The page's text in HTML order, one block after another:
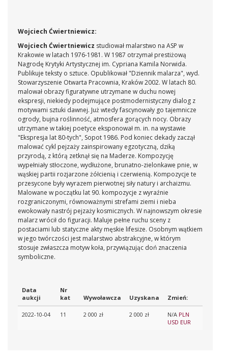
Wojciech Ćwiertniewicz:
Wojciech Ćwiertniewicz studiował malarstwo na ASP w
Krakowie w latach 1976-1981. W 1987 otrzymał prestiżową
Nagrodę Krytyki Artystycznej im. Cypriana Kamila Norwida.
Publikuje teksty o sztuce. Opublikował "Dziennik malarza", wyd.
Stowarzyszenie Otwarta Pracownia, Kraków 2002. W latach 80.
malował obrazy figuratywne utrzymane w duchu nowej
ekspresji, niekiedy podejmujące postmodernistyczny dialog z
motywami sztuki dawnej. Już wtedy fascynowały go tajemnicze
ogrody, bujna roślinność, atmosfera gorących nocy. Obrazy
utrzymane w takiej poetyce eksponował m. in. na wystawie
"Ekspresja lat 80-tych", Sopot 1986. Pod koniec dekady zaczął
malować cykl pejzaży zainspirowany egzotyczną, dziką
przyrodą, z którą zetknął się na Maderze. Kompozycję
wypełniały stłoczone, wydłużone, brunatno-zielonkawe pnie, w
wąskiej partii rozjarzone żółcienią i czerwienią. Kompozycje te
przesycone były wyrazem pierwotnej siły natury i archaizmu.
Malowane w początku lat 90. kompozycje z wyraźnie
rozgraniczonymi, równoważnymi strefami ziemi i nieba
ewokowały nastrój pejzaży kosmicznych. W najnowszym okresie
malarz wrócił do figuracji. Maluje pełne ruchu sceny z
postaciami lub statyczne akty męskie lifesize. Osobnym wątkiem
w jego twórczości jest malarstwo abstrakcyjne, w którym
stosuje zwłaszcza motyw koła, przywiązując doń znaczenia
symboliczne.
Data
aukcji
Nr
kat
Wywoławcza Uzyskana Zmień:
2022-10-04 11 2 000 zł 2 000 zł N/A PLN
USD EUR